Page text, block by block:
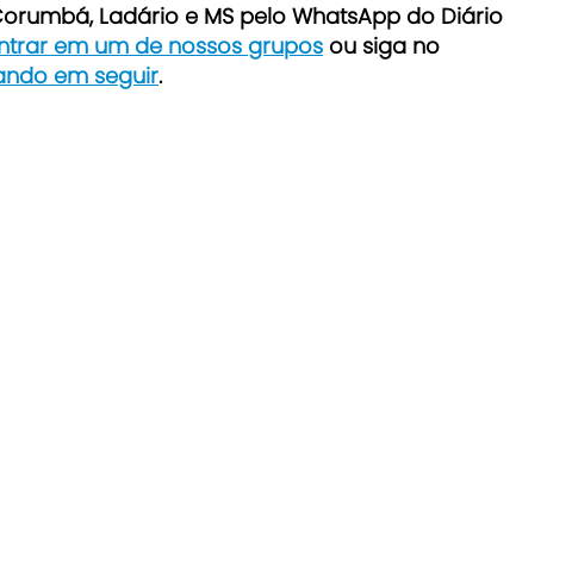
Ladário e MS pelo WhatsApp do Diário
em um de nossos grupos ou siga no
em seguir.